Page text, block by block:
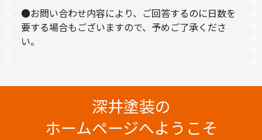
●お問い合わせ内容により、ご回答するのに日数を
要する場合もございますので、予めご了承くださ
い。
深井塗装の
ホームページへようこそ